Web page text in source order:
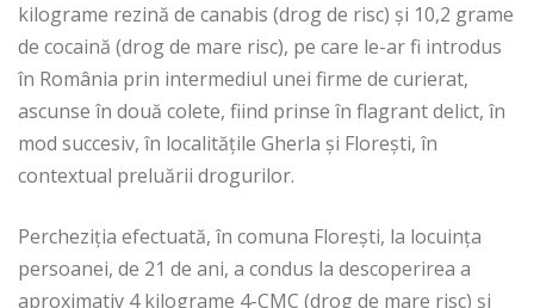
kilograme rezină de canabis (drog de risc) și 10,2 grame
de cocaină (drog de mare risc), pe care le-ar fi introdus
în România prin intermediul unei firme de curierat,
ascunse în două colete, fiind prinse în flagrant delict, în
mod succesiv, în localitățile Gherla și Florești, în
contextual preluării drogurilor.
Percheziția efectuată, în comuna Florești, la locuința
persoanei, de 21 de ani, a condus la descoperirea a
aproximativ 4 kilograme 4-CMC (drog de mare risc) și